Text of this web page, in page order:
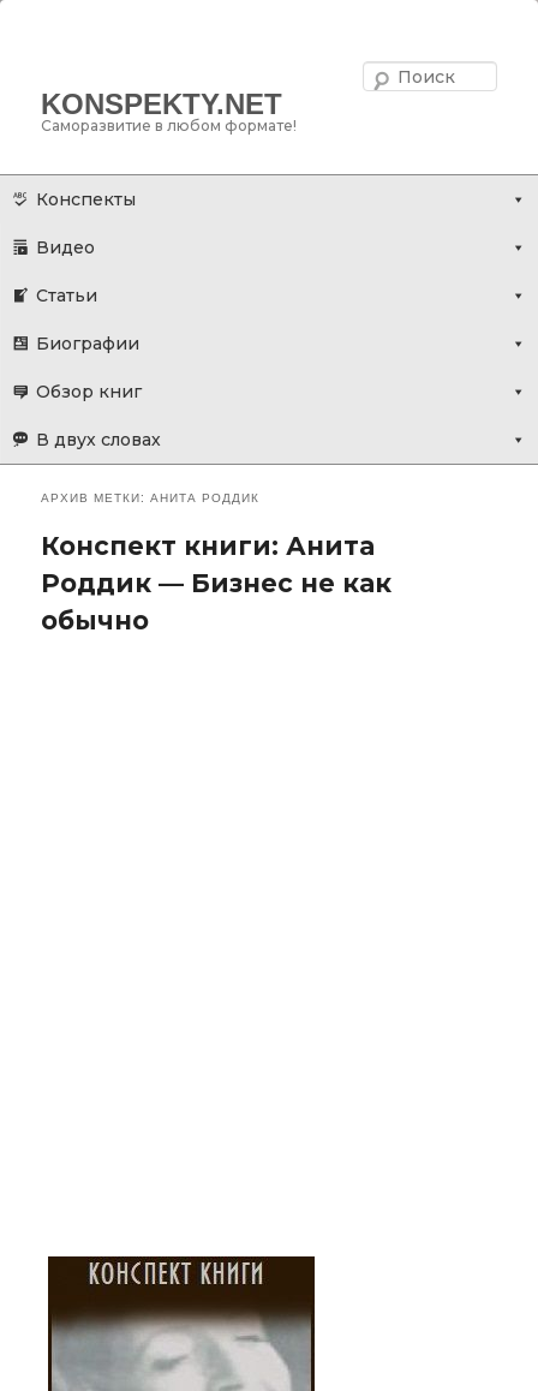
KONSPEKTY.NET
Саморазвитие в любом формате!
Главное меню
основному
дополнительному
Конспекты
Видео
Статьи
Биографии
Обзор книг
В двух словах
АРХИВ МЕТКИ:АНИТА РОДДИК
Конспект книги: Анита
Роддик — Бизнес не как
обычно